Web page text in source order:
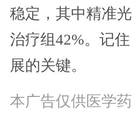
稳定，其中精准
治疗组42%。记
展的关键。
本广告仅供医学